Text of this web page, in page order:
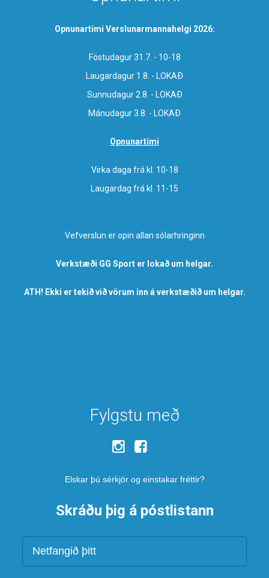
Opnunartími Verslunarmannahelgi 2026:
Föstudagur 31.7. - 10-18
Laugardagur 1.8. - LOKAÐ
Sunnudagur 2.8. - LOKAÐ
Mánudagur 3.8. - LOKAÐ
Opnunartími
Virka daga frá kl. 10-18
Laugardag frá kl. 11-15
Vefverslun er opin allan sólarhringinn
Verkstæði GG Sport er lokað um helgar.
ATH! Ekki er tekið við vörum inn á verkstæðið um helgar.
Fylgstu með
Elskar þú sérkjör og einstakar fréttir?
Skráðu þig á póstlistann
Netfang